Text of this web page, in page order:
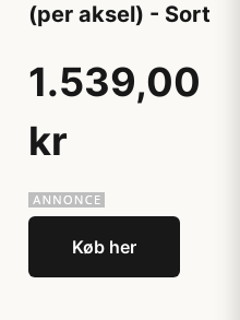
(per aksel) - Sort
1.539,00
kr
Køb her